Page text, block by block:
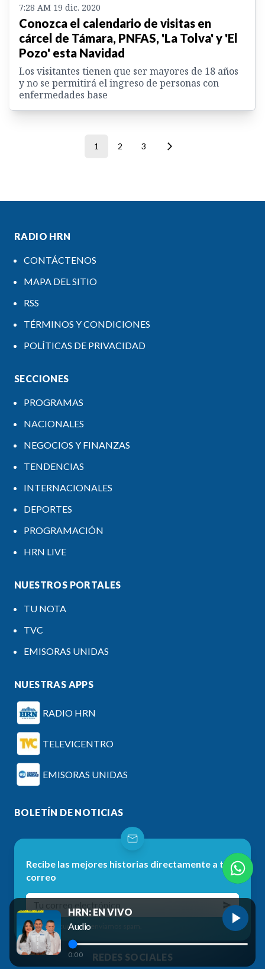
7:28 AM 19 dic. 2020
Conozca el calendario de visitas en
cárcel de Támara, PNFAS, 'La Tolva' y 'El
Pozo' esta Navidad
Los visitantes tienen que ser mayores de 18 años
y no se permitirá el ingreso de personas con
enfermedades base
1 2 3
RADIO HRN
CONTÁCTENOS
MAPA DEL SITIO
RSS
TÉRMINOS Y CONDICIONES
POLÍTICAS DE PRIVACIDAD
SECCIONES
PROGRAMAS
NACIONALES
NEGOCIOS Y FINANZAS
TENDENCIAS
INTERNACIONALES
DEPORTES
PROGRAMACIÓN
HRN LIVE
NUESTROS PORTALES
TU NOTA
TVC
EMISORAS UNIDAS
NUESTRAS APPS
RADIO HRN
TELEVICENTRO
EMISORAS UNIDAS
BOLETÍN DE NOTICIAS
Recibe las mejores historias directamente a tu
correo
No te preocupes, no enviamos spam.
REDES SOCIALES
HRN: EN VIVO
Audio
0:00